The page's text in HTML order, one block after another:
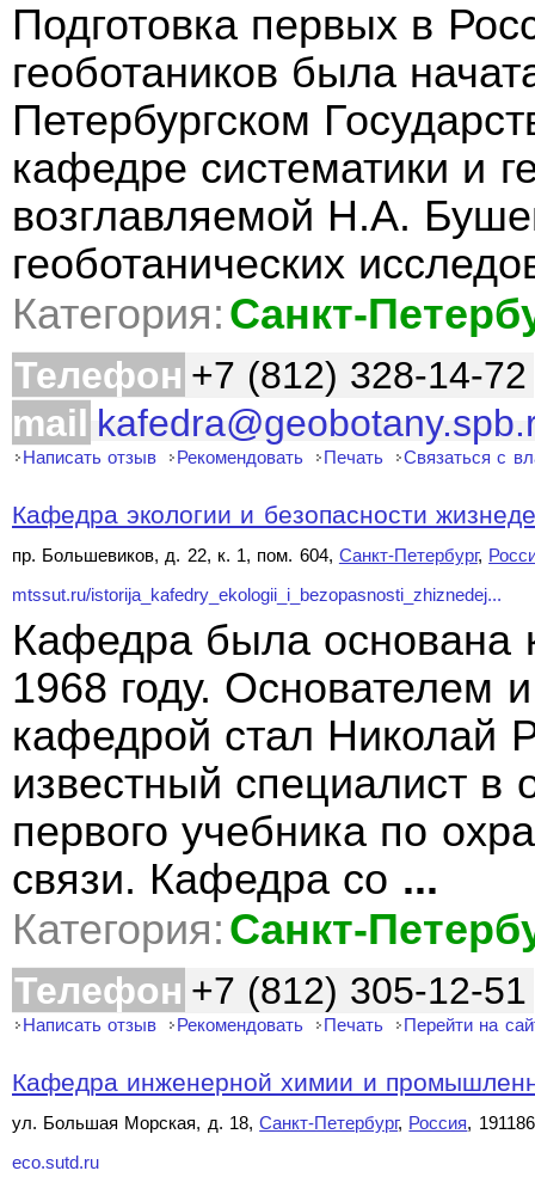
Подготовка первых в
геоботаников была
Петербургском
кафедре систематики и
возглавляемой Н.А.
геоботанических
Категория: Санкт-
Телефон +7 (812) 328-14-72
mail
Написать отзыв Рекомендовать Печать Связаться с
Кафедра экологии и безопасности
пр. Большевиков, д. 22, к. 1, пом. 604, Санкт-Петербург,
mtssut.ru/istorija_kafedry_ekologii_i_bezopasnosti_zhiznedej...
Кафедра была основана
1968 году.
кафедрой стал Николай
известный специалист в
первого учебника по
связи. Кафедра со ...
Категория: Санкт-
Телефон +7 (812) 305-12-51
Написать отзыв Рекомендовать Печать Перейти на
Кафедра инженерной химии и
ул. Большая Морская, д. 18,Санкт-Петербург, Россия, 191186
eco.sutd.ru